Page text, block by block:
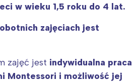
w wieku 1,5 roku do 4 lat.
zajęciach jest
zajęć jest indywidualna praca
Montessori i możliwość jej